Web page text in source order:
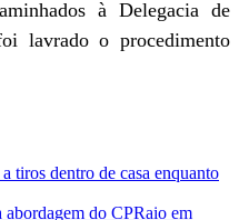
à Delegacia de
lavrado o procedimento
tiros dentro de casa enquanto
abordagem do CPRaio em